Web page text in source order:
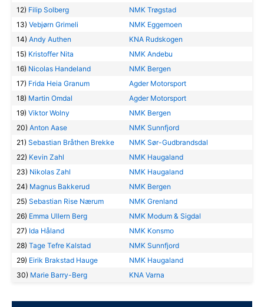
12) Filip Solberg
NMK Trøgstad
13) Vebjørn Grimeli
NMK Eggemoen
14) Andy Authen
KNA Rudskogen
15) Kristoffer Nita
NMK Andebu
16) Nicolas Handeland
NMK Bergen
17) Frida Heia Granum
Agder Motorsport
18) Martin Omdal
Agder Motorsport
19) Viktor Wolny
NMK Bergen
20) Anton Aase
NMK Sunnfjord
21) Sebastian Bråthen Brekke
NMK Sør-Gudbrandsdal
22) Kevin Zahl
NMK Haugaland
23) Nikolas Zahl
NMK Haugaland
24) Magnus Bakkerud
NMK Bergen
25) Sebastian Rise Nærum
NMK Grenland
26) Emma Ullern Berg
NMK Modum & Sigdal
27) Ida Håland
NMK Konsmo
28) Tage Tefre Kalstad
NMK Sunnfjord
29) Eirik Brakstad Hauge
NMK Haugaland
30) Marie Barry-Berg KNA Varna